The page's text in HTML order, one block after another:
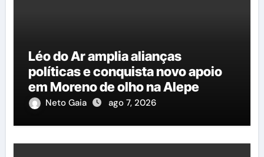
Léo do Ar amplia alianças
políticas e conquista novo apoio
em Moreno de olho na Alepe
Neto Gaia ago 7, 2026